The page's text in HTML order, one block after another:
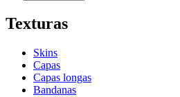
Texturas
Skins
Capas
Capas longas
Bandanas